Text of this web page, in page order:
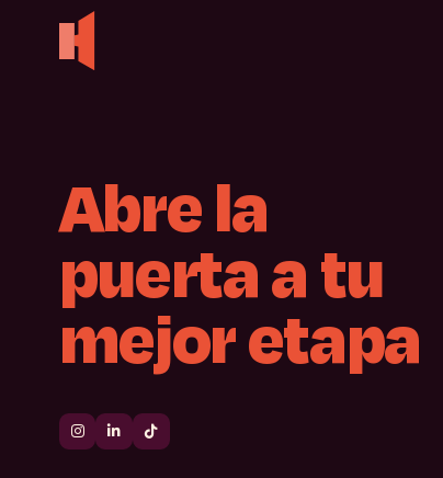
Abrela
puertaatu
mejoretapa